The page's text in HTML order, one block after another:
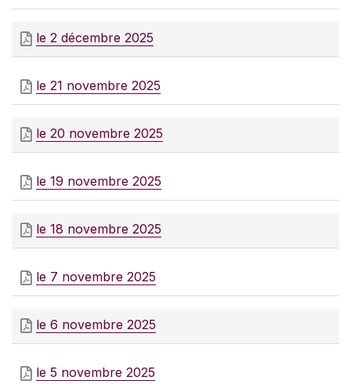
le 2 décembre 2025
le 21 novembre 2025
le 20 novembre 2025
le 19 novembre 2025
le 18 novembre 2025
le 7 novembre 2025
le 6 novembre 2025
le 5 novembre 2025